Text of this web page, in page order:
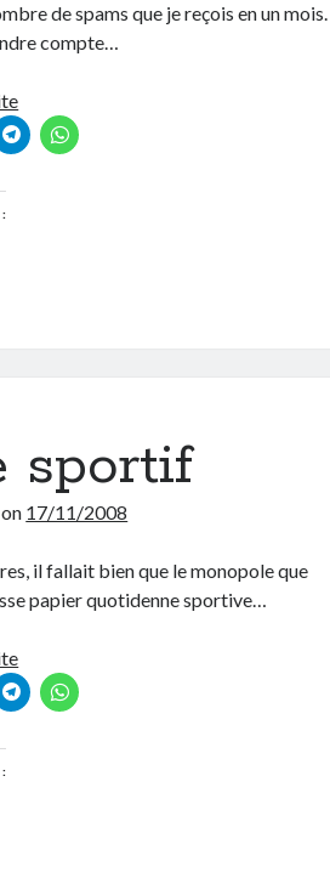
de spams que je reçois en un mois.
compte…
Que
ferais-
je
:
sportif
on 17/11/2008
il fallait bien que le monopole que
papier quotidenne sportive…
Monopole
sportif
: